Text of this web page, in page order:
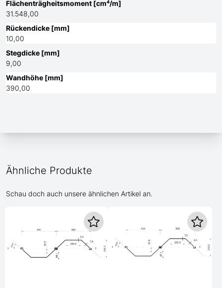
Flächenträgheitsmoment [cm⁴/m]
31.548,00
Rückendicke [mm]
10,00
Stegdicke [mm]
9,00
Wandhöhe [mm]
390,00
Ähnliche Produkte
Schau doch auch unsere ähnlichen Artikel an.